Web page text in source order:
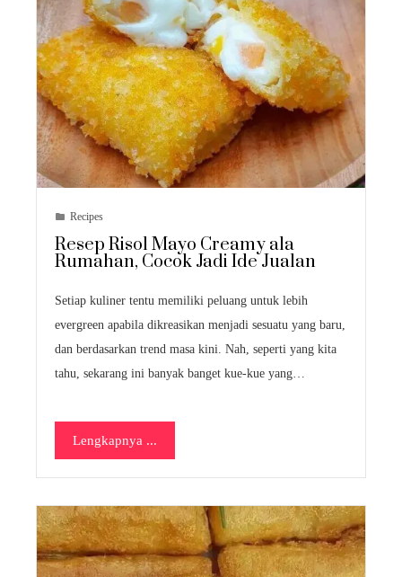
Recipes
Resep Risol Mayo Creamy ala
Rumahan, Cocok Jadi Ide Jualan
Setiap kuliner tentu memiliki peluang untuk lebih
evergreen apabila dikreasikan menjadi sesuatu yang baru,
dan berdasarkan trend masa kini. Nah, seperti yang kita
tahu, sekarang ini banyak banget kue-kue yang…
Lengkapnya ...